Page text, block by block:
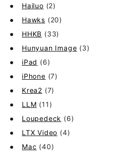
Hailuo (2)
Hawks (20)
HHKB (33)
Hunyuan Image (3)
iPad (6)
iPhone (7)
Krea2 (7)
LLM (11)
Loupedeck (6)
LTX Video (4)
Mac (40)